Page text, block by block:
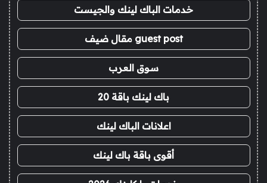
خدمات الباك لينك والجيست
guest post مقال ضيف
سوق العرب
باك لينك باقة 20
اعلانات الباك لينك
أقوى باقة باك لينك